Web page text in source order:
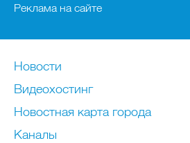
Реклама на сайте
Новости
Видеохостинг
Новостная карта города
Каналы